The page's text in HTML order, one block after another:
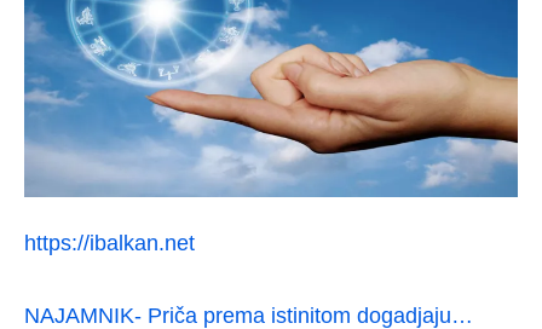
https://ibalkan.net
NAJAMNIK- Priča prema istinitom dogadjaju…